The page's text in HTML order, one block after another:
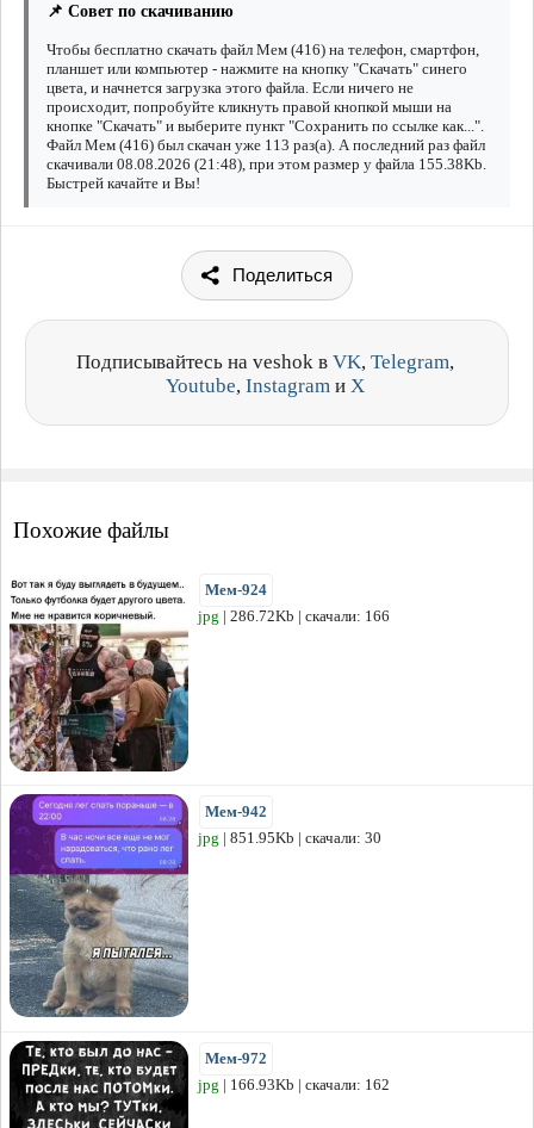
📌 Совет по скачиванию
Чтобы бесплатно скачать файл Мем (416) на телефон, смартфон,
планшет или компьютер - нажмите на кнопку "Скачать" синего
цвета, и начнется загрузка этого файла. Если ничего не
происходит, попробуйте кликнуть правой кнопкой мыши на
кнопке "Скачать" и выберите пункт "Сохранить по ссылке как...".
Файл Мем (416) был скачан уже 113 раз(а). А последний раз файл
скачивали 08.08.2026 (21:48), при этом размер у файла 155.38Kb.
Быстрей качайте и Вы!
Поделиться
Подписывайтесь на veshok в VK, Telegram,
Youtube, Instagram и X
Похожие файлы
Мем-924
jpg | 286.72Kb | скачали: 166
Мем-942
jpg | 851.95Kb | скачали: 30
Мем-972
jpg | 166.93Kb | скачали: 162